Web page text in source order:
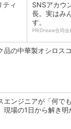
ティ
SNSアカウ
長。実はみ
す。
PR(Dreaw合同会
品の中華製オシロス
エンジニアが「何で
現場の1日から解き明